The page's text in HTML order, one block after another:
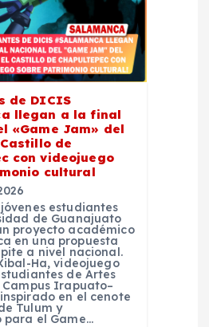
de DICIS
llegan a la final
«Game Jam» del
de
con videojuego
cultural
estudiantes
de Guanajuato
proyecto académico
en una propuesta
a nivel nacional.
Ha, videojuego
de Artes
Irapuato–
en el cenote
Tulum y
el Game…